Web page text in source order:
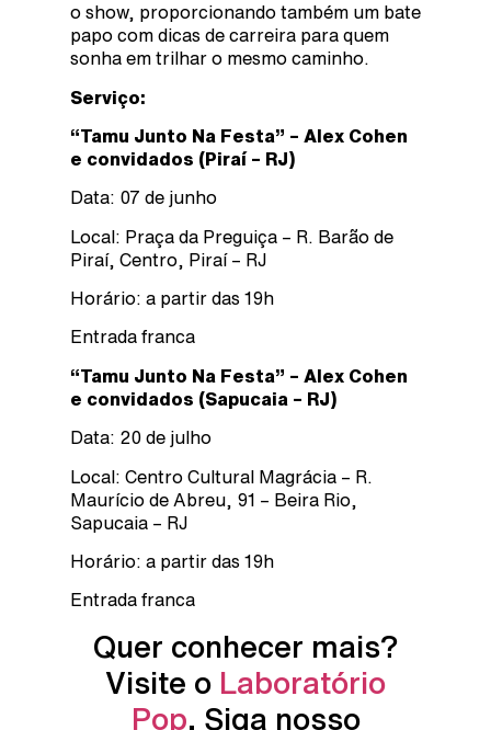
o show, proporcionando também um bate
papo com dicas de carreira para quem
sonha em trilhar o mesmo caminho.
Serviço:
“Tamu Junto Na Festa” – Alex Cohen
e convidados (Piraí – RJ)
Data: 07 de junho
Local: Praça da Preguiça – R. Barão de
Piraí, Centro, Piraí – RJ
Horário: a partir das 19h
Entrada franca
“Tamu Junto Na Festa” – Alex Cohen
e convidados (Sapucaia – RJ)
Data: 20 de julho
Local: Centro Cultural Magrácia – R.
Maurício de Abreu, 91 – Beira Rio,
Sapucaia – RJ
Horário: a partir das 19h
Entrada franca
Quer conhecer mais?
Visite o Laboratório
Pop. Siga nosso